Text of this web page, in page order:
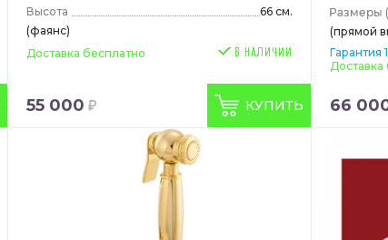
Высота
66 см.
(фаянс)
Доставка бесплатно
55 000 КУПИТЬ
(прямой
Гарантия
Доставка
66